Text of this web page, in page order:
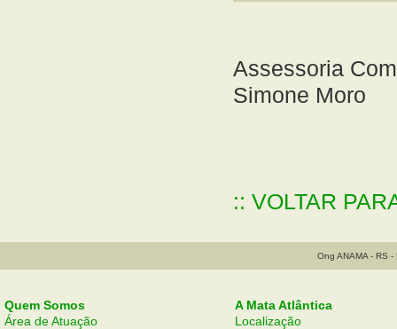
Assessoria
Simone Moro
:: VOLTAR
Ong ANAMA - RS
Quem Somos
Área de Atuação
A Mata Atlântica
Localização